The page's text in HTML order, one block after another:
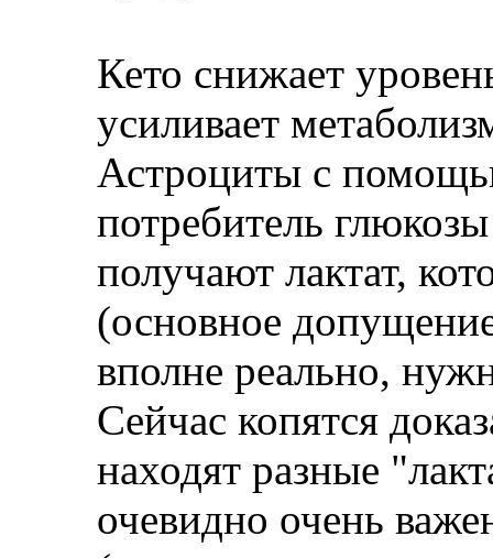
Кето снижает
усиливает
Астроциты с
потребитель
получают лактат,
(основное
вполне реально,
Сейчас копятся
находят разные
очевидно очень